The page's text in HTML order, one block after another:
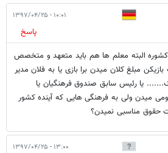
۱۰:۰۱ - ۱۳۹۷/۰۴/۲۵
پاسخ
البته معلم ها هم باید متعهد و متخصص
مبلغ کلان میدن برا بازی یا به فلان مدیر
یا رئیس سابق صندوق فرهنگیان یا
میدن ولی به فرهنگی هایی که آینده کشور
حقوق مناسبی نمیدن؟
۱۳:۰۰ - ۱۳۹۷/۰۴/۲۵